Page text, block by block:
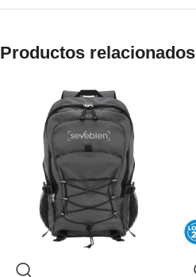
Productos relacionados